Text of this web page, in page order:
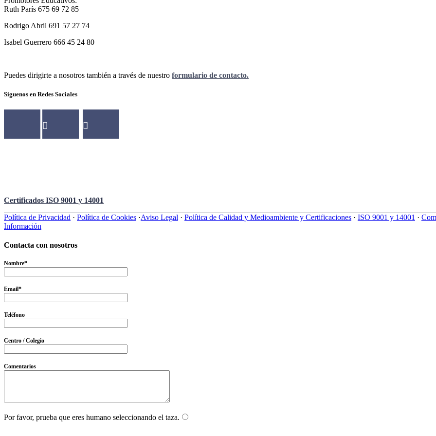
Ruth París 675 69 72 85
Rodrigo Abril 691 57 27 74
Isabel Guerrero 666 45 24 80
Puedes dirigirte a nosotros también a través de nuestro formulario de contacto.
Síguenos en Redes Sociales
Certificados ISO 9001 y 14001
Política de Privacidad · Política de Cookies ·Aviso Legal · Política de Calidad y Medioambiente y Certificaciones · ISO 9001 y 14001 ·
Información
Contacta con nosotros
Nombre*
Email*
Teléfono
Centro / Colegio
Comentarios
Por favor, prueba que eres humano seleccionando el taza.